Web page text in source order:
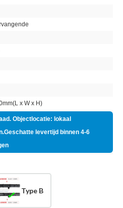
x W x H)
Objectlocatie: lokaal
levertijd binnen 4-6
Type B